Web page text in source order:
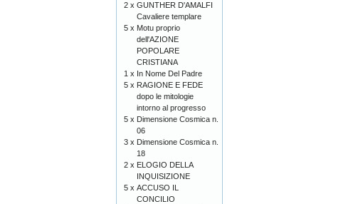
2 x GUNTHER D'AMALFI
Cavaliere templare
5 x Motu proprio
dell'AZIONE
POPOLARE
CRISTIANA
1 x In Nome Del Padre
5 x RAGIONE E FEDE
dopo le mitologie
intorno al progresso
5 x Dimensione Cosmica n.
06
3 x Dimensione Cosmica n.
18
2 x ELOGIO DELLA
INQUISIZIONE
5 x ACCUSO IL
CONCILIO